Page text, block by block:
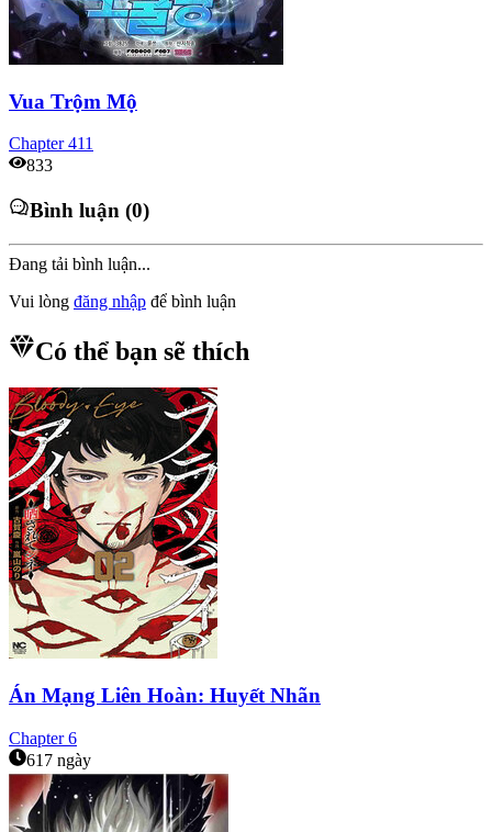
Vua Trộm Mộ
Chapter411
833
Bình luận (0)
Đang tải bình luận...
Vui lòng đăng nhập để bình luận
Có thể bạn sẽ thích
Án Mạng Liên Hoàn: Huyết Nhãn
Chapter6
617 ngày